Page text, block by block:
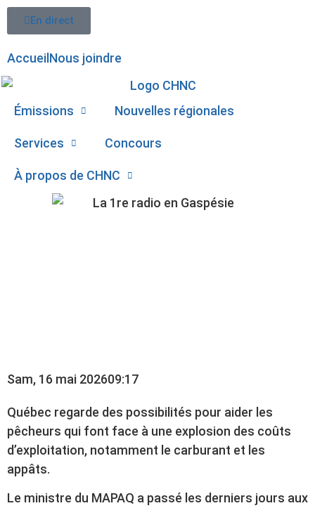
En direct
Accueil Nous joindre
Émissions Nouvelles régionales
Services Concours
À propos de CHNC
Sam, 16 mai 202609:17
Québec regarde des possibilités pour aider les
pêcheurs qui font face à une explosion des coûts
d’exploitation, notamment le carburant et les
appâts.
Le ministre du MAPAQ a passé les derniers jours aux